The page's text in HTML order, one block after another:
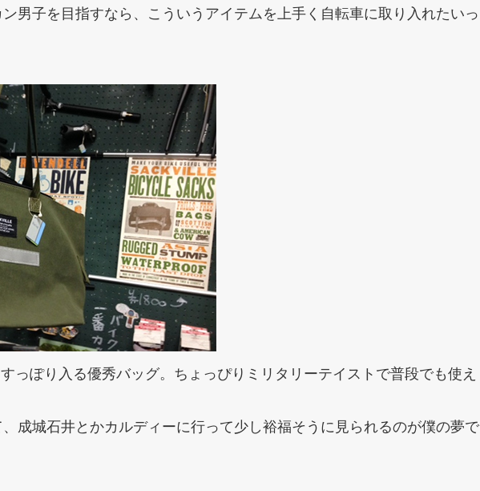
男子を目指すなら、こういうアイテムを上手く自転車に取り入れたいっ
っぽり入る優秀バッグ。ちょっぴりミリタリーテイストで普段でも使え
成城石井とかカルディーに行って少し裕福そうに見られるのが僕の夢で